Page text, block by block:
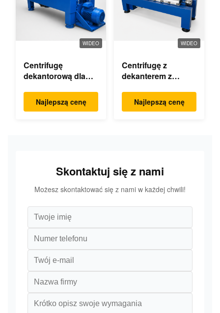
WIDEO
Centrifugę
dekantorową dla
chemicznego
Najlepszą cenę
WIDEO
Centrifugę z
dekanterem z
wapnia
Najlepszą cenę
Skontaktuj się z nami
Możesz skontaktować się z nami w każdej chwili!